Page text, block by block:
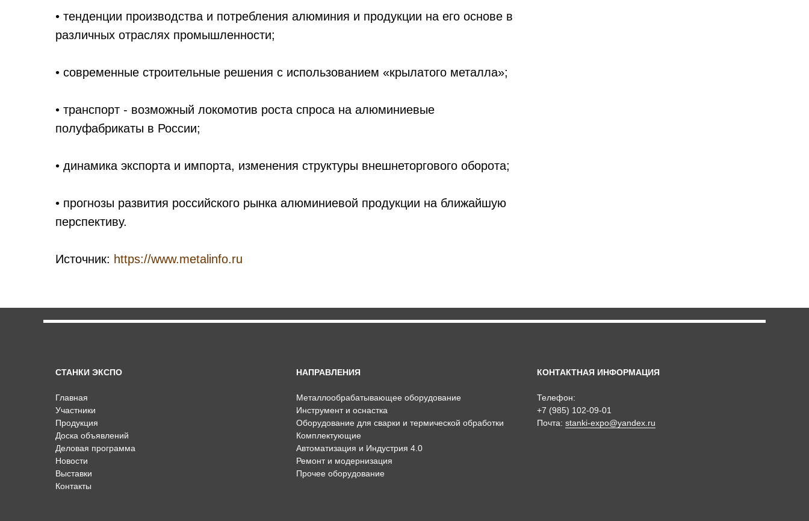
• тенденции производства и потребления алюминия и продукции на его основе в
различных отраслях промышленности;
• современные строительные решения с использованием «крылатого металла»;
• транспорт - возможный локомотив роста спроса на алюминиевые
полуфабрикаты в России;
• динамика экспорта и импорта, изменения структуры внешнеторгового оборота;
• прогнозы развития российского рынка алюминиевой продукции на ближайшую
перспективу.
Источник: https://www.metalinfo.ru
СТАНКИ ЭКСПО
Главная
Участники
Продукция
Доска объявлений
Деловая программа
Новости
Выставки
Контакты
НАПРАВЛЕНИЯ
Металлообрабатывающее оборудование
Инструмент и оснастка
Оборудование для сварки и термической обработки
Комплектующие
Автоматизация и Индустрия 4.0
Ремонт и модернизация
Прочее оборудование
КОНТАКТНАЯ ИНФОРМАЦИЯ
Телефон:
+7 (985) 102-09-01
Почта: stanki-expo@yandex.ru